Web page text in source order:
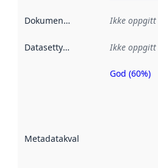
Dokumentasjon Ikke oppgitt
Datasettype Ikke oppgitt
Metadatakvalitet
Metadatakvalitet
God (60%)